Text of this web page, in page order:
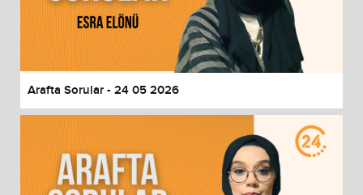
Arafta Sorular - 24 05 2026